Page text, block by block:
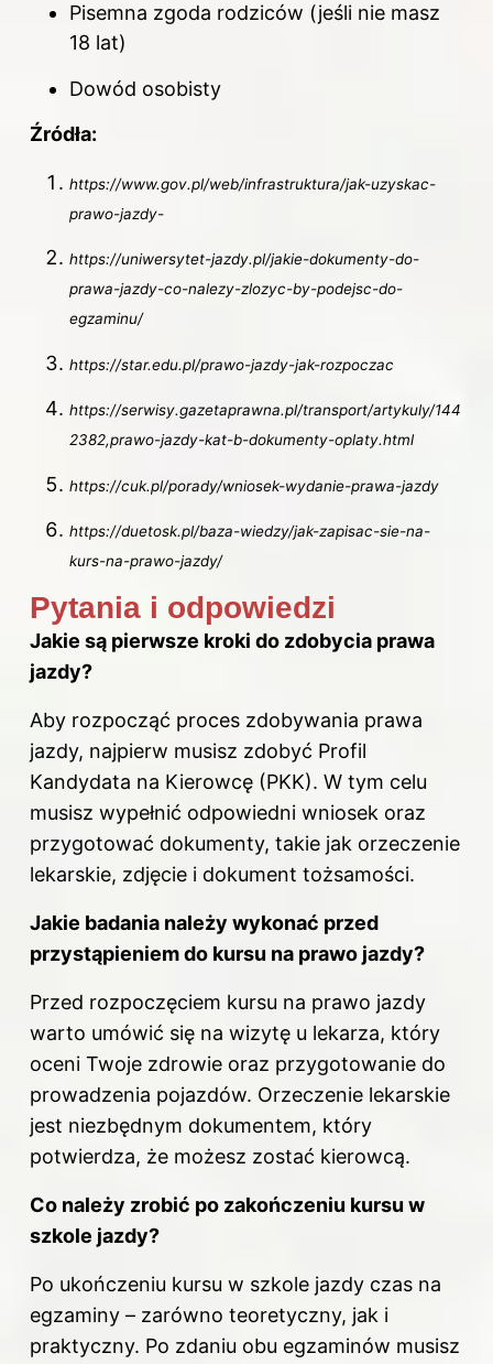
Pisemna zgoda rodziców (jeśli nie masz
18 lat)
Dowód osobisty
Źródła:
https://www.gov.pl/web/infrastruktura/jak-uzyskac-
prawo-jazdy-
https://uniwersytet-jazdy.pl/jakie-dokumenty-do-
prawa-jazdy-co-nalezy-zlozyc-by-podejsc-do-
egzaminu/
https://star.edu.pl/prawo-jazdy-jak-rozpoczac
https://serwisy.gazetaprawna.pl/transport/artykuly/144
2382,prawo-jazdy-kat-b-dokumenty-oplaty.html
https://cuk.pl/porady/wniosek-wydanie-prawa-jazdy
https://duetosk.pl/baza-wiedzy/jak-zapisac-sie-na-
kurs-na-prawo-jazdy/
Pytania i odpowiedzi
Jakie są pierwsze kroki do zdobycia prawa
jazdy?
Aby rozpocząć proces zdobywania prawa
jazdy, najpierw musisz zdobyć Profil
Kandydata na Kierowcę (PKK). W tym celu
musisz wypełnić odpowiedni wniosek oraz
przygotować dokumenty, takie jak orzeczenie
lekarskie, zdjęcie i dokument tożsamości.
Jakie badania należy wykonać przed
przystąpieniem do kursu na prawo jazdy?
Przed rozpoczęciem kursu na prawo jazdy
warto umówić się na wizytę u lekarza, który
oceni Twoje zdrowie oraz przygotowanie do
prowadzenia pojazdów. Orzeczenie lekarskie
jest niezbędnym dokumentem, który
potwierdza, że możesz zostać kierowcą.
Co należy zrobić po zakończeniu kursu w
szkole jazdy?
Po ukończeniu kursu w szkole jazdy czas na
egzaminy – zarówno teoretyczny, jak i
praktyczny. Po zdaniu obu egzaminów musisz